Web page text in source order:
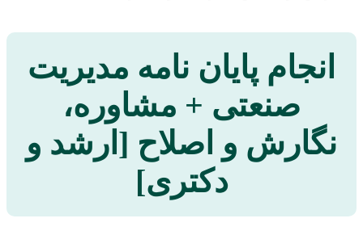
انجام پایان نامه مدیریت
صنعتی + مشاوره،
نگارش و اصلاح [ارشد و
دکتری]